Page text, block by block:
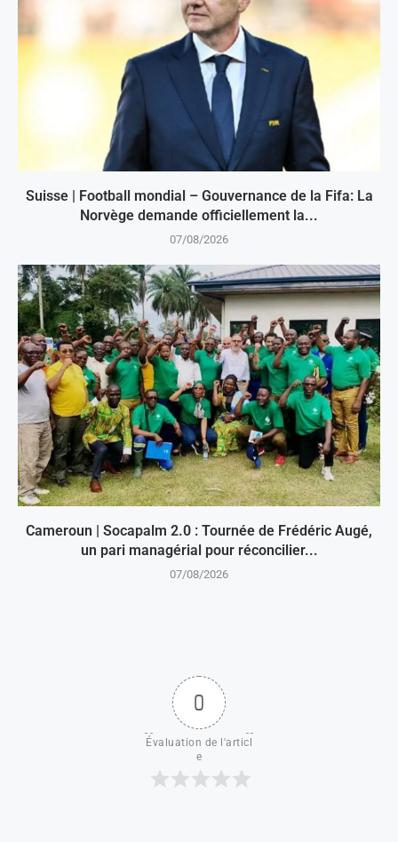
Suisse | Football mondial – Gouvernance de la Fifa: La
Norvège demande officiellement la...
07/08/2026
Cameroun | Socapalm 2.0 : Tournée de Frédéric Augé,
un pari managérial pour réconcilier...
07/08/2026
0
Évaluation de l'articl
e